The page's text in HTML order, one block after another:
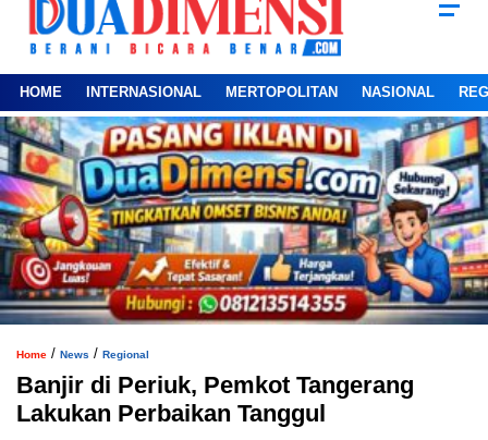
HOME INTERNASIONAL MERTOPOLITAN NASIONAL
Home / News / Regional
Banjir di Periuk, Pemkot Tangerang
Lakukan Perbaikan Tanggul